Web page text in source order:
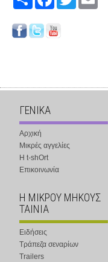
ΓΕΝΙΚΑ
Αρχική
Μικρές αγγελίες
Η t-shOrt
Επικοινωνία
Η ΜΙΚΡΟΥ ΜΗΚΟΥΣ
ΤΑΙΝΙΑ
Ειδήσεις
Τράπεζα σεναρίων
Trailers